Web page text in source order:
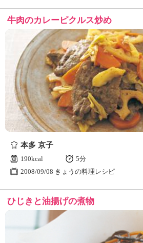
牛肉のカレーピクルス炒め
本多 京子
190kcal
5分
2008/09/08 きょうの料理レシピ
ひじきと油揚げの煮物